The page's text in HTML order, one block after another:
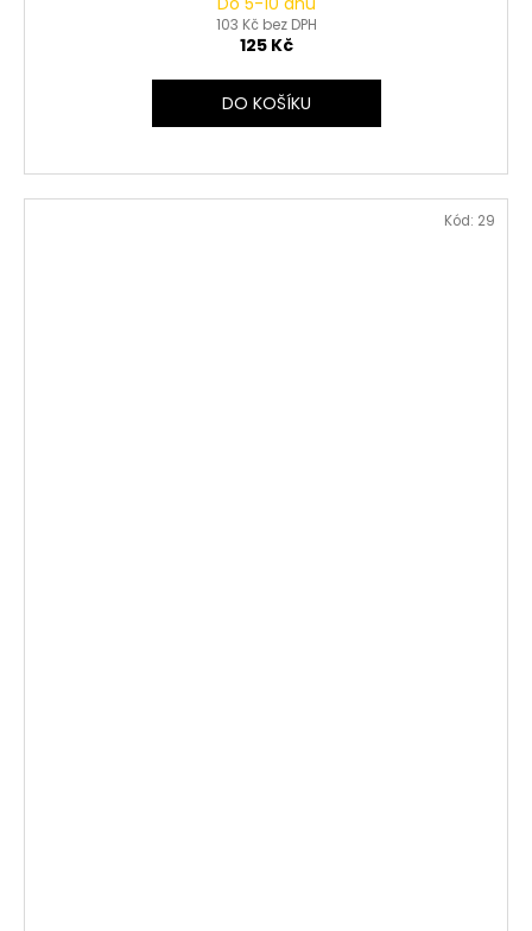
103 Kč bez DPH
125 Kč
DO KOŠÍKU
Kód: 29